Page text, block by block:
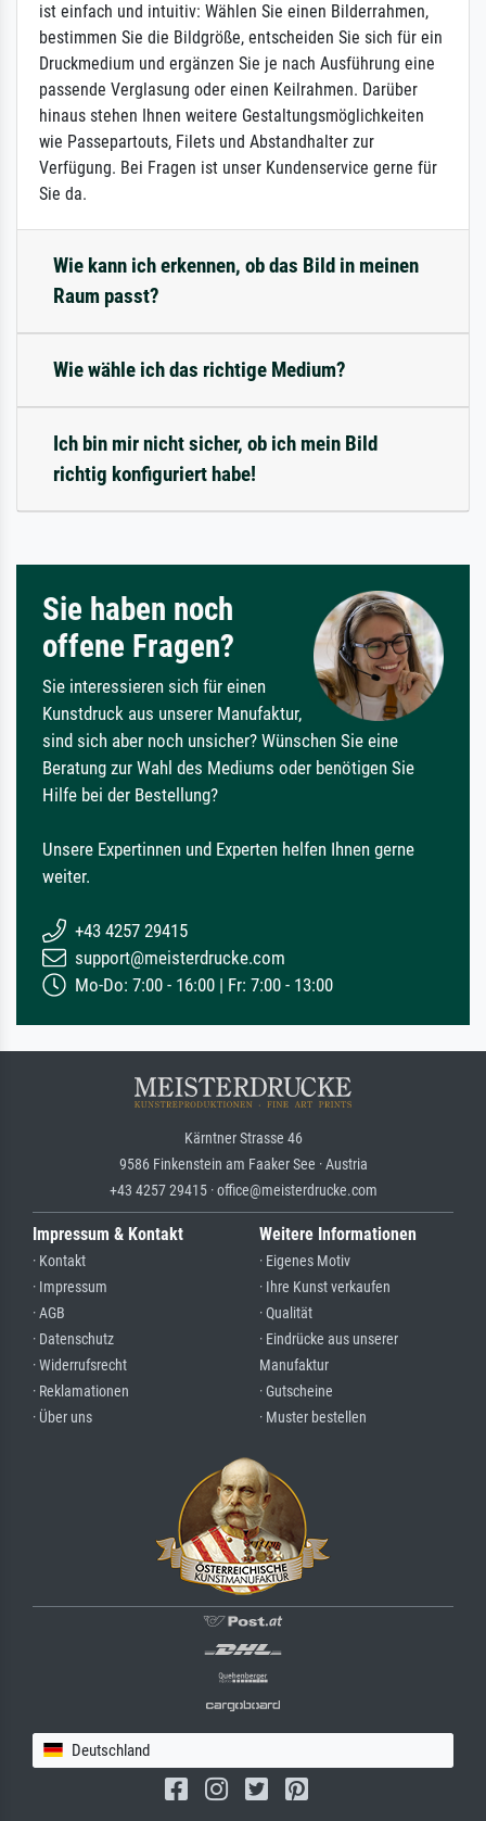
ist einfach und intuitiv: Wählen Sie einen Bilderrahmen,
bestimmen Sie die Bildgröße, entscheiden Sie sich für ein
Druckmedium und ergänzen Sie je nach Ausführung eine
passende Verglasung oder einen Keilrahmen. Darüber
hinaus stehen Ihnen weitere Gestaltungsmöglichkeiten
wie Passepartouts, Filets und Abstandhalter zur
Verfügung. Bei Fragen ist unser Kundenservice gerne für
Sie da.
Wie kann ich erkennen, ob das Bild in meinen
Raum passt?
Wie wähle ich das richtige Medium?
Ich bin mir nicht sicher, ob ich mein Bild
richtig konfiguriert habe!
Sie haben noch
offene Fragen?
Sie interessieren sich für einen
Kunstdruck aus unserer Manufaktur,
sind sich aber noch unsicher? Wünschen Sie eine
Beratung zur Wahl des Mediums oder benötigen Sie
Hilfe bei der Bestellung?
Unsere Expertinnen und Experten helfen Ihnen gerne
weiter.
+43 4257 29415
support@meisterdrucke.com
Mo-Do: 7:00 - 16:00 | Fr: 7:00 - 13:00
Kärntner Strasse 46
9586 Finkenstein am Faaker See · Austria
+43 4257 29415 · office@meisterdrucke.com
Impressum & Kontakt
· Kontakt
· Impressum
· AGB
· Datenschutz
· Widerrufsrecht
· Reklamationen
· Über uns
Weitere Informationen
· Eigenes Motiv
· Ihre Kunst verkaufen
· Qualität
· Eindrücke aus unserer
Manufaktur
· Gutscheine
· Muster bestellen
Deutschland